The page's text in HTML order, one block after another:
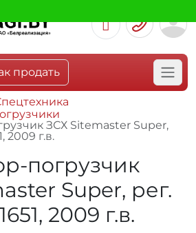
продать
ЗСХ Sitemaster Super,
2009 г.в.
погрузчик
Super, рег.
2009 г.в.